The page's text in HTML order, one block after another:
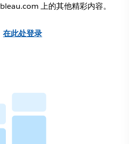
上的其他精彩内容。
在此处登录